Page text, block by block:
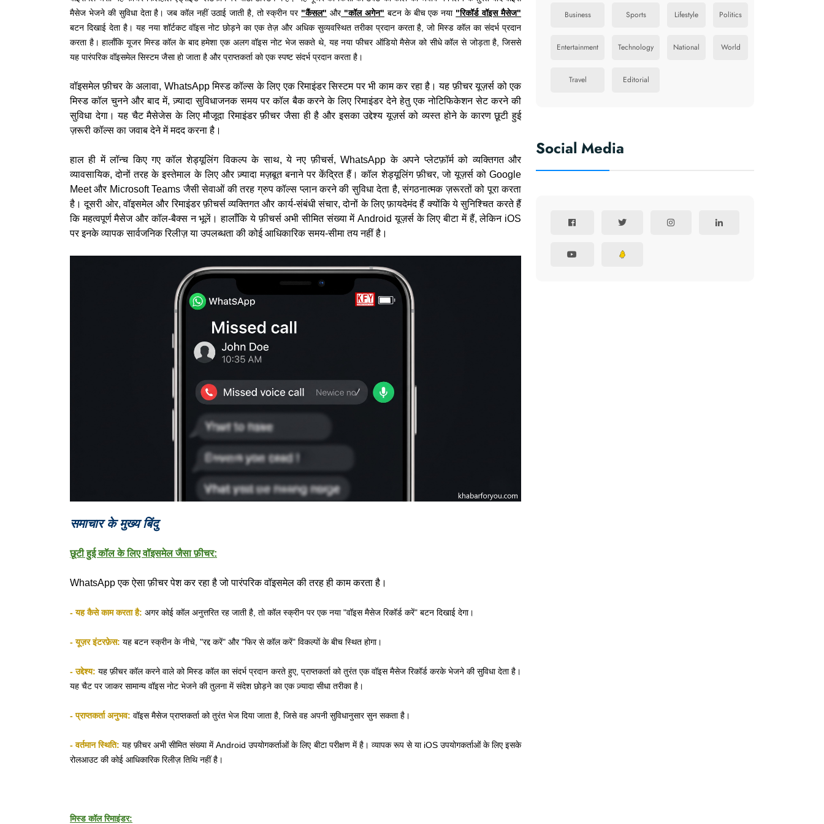
मैसेज भेजने की सुविधा देता है। जब कॉल नहीं उठाई जाती है, तो स्क्रीन पर "कैंसल" और"कॉल अगेन" बटन के बीच एक नया "रिकॉर्ड वॉइस मैसेज"
बटन दिखाई देता है। यह नया शॉर्टकट वॉइस नोट छोड़ने का एक तेज़ और अधिक सुव्यवस्थित तरीका प्रदान करता है, जो मिस्ड कॉल का संदर्भ प्रदान
करता है। हालाँकि यूजर मिस्ड कॉल के बाद हमेशा एक अलग वॉइस नोट भेज सकते थे, यह नया फीचर ऑडियो मैसेज को सीधे कॉल से जोड़ता है, जिससे
यह पारंपरिक वॉइसमेल सिस्टम जैसा हो जाता है और प्राप्तकर्ता को एक स्पष्ट संदर्भ प्रदान करता है।
वॉइसमेल फ़ीचर के अलावा, WhatsApp मिस्ड कॉल्स के लिए एक रिमाइंडर सिस्टम पर भी काम कर रहा है। यह फ़ीचर यूज़र्स को एक
मिस्ड कॉल चुनने और बाद में, ज़्यादा सुविधाजनक समय पर कॉल बैक करने के लिए रिमाइंडर देने हेतु एक नोटिफिकेशन सेट करने की
सुविधा देगा। यह चैट मैसेजेस के लिए मौजूदा रिमाइंडर फ़ीचर जैसा ही है और इसका उद्देश्य यूज़र्स को व्यस्त होने के कारण छूटी हुई
ज़रूरी कॉल्स का जवाब देने में मदद करना है।
हाल ही में लॉन्च किए गए कॉल शेड्यूलिंग विकल्प के साथ, ये नए फ़ीचर्स, WhatsApp के अपने प्लेटफ़ॉर्म को व्यक्तिगत और
व्यावसायिक, दोनों तरह के इस्तेमाल के लिए और ज़्यादा मज़बूत बनाने पर केंद्रित हैं। कॉल शेड्यूलिंग फ़ीचर, जो यूज़र्स को Google
Meet और Microsoft Teams जैसी सेवाओं की तरह ग्रुप कॉल्स प्लान करने की सुविधा देता है, संगठनात्मक ज़रूरतों को पूरा करता
है। दूसरी ओर, वॉइसमेल और रिमाइंडर फ़ीचर्स व्यक्तिगत और कार्य-संबंधी संचार, दोनों के लिए फ़ायदेमंद हैं क्योंकि ये सुनिश्चित करते हैं
कि महत्वपूर्ण मैसेज और कॉल-बैक्स न भूलें। हालाँकि ये फ़ीचर्स अभी सीमित संख्या में Android यूज़र्स के लिए बीटा में हैं, लेकिन iOS
पर इनके व्यापक सार्वजनिक रिलीज़ या उपलब्धता की कोई आधिकारिक समय-सीमा तय नहीं है।
समाचार के मुख्य बिंदु
छूटी हुई कॉल के लिए वॉइसमेल जैसा फ़ीचर:
WhatsApp एक ऐसा फ़ीचर पेश कर रहा है जो पारंपरिक वॉइसमेल की तरह ही काम करता है।
- यह कैसे काम करता है: अगर कोई कॉल अनुत्तरित रह जाती है, तो कॉल स्क्रीन पर एक नया "वॉइस मैसेज रिकॉर्ड करें" बटन दिखाई देगा।
- यूज़र इंटरफ़ेस: यह बटन स्क्रीन के नीचे, "रद्द करें" और "फिर से कॉल करें" विकल्पों के बीच स्थित होगा।
- उद्देश्य: यह फ़ीचर कॉल करने वाले को मिस्ड कॉल का संदर्भ प्रदान करते हुए, प्राप्तकर्ता को तुरंत एक वॉइस मैसेज रिकॉर्ड करके भेजने की सुविधा देता है।
यह चैट पर जाकर सामान्य वॉइस नोट भेजने की तुलना में संदेश छोड़ने का एक ज़्यादा सीधा तरीका है।
- प्राप्तकर्ता अनुभव: वॉइस मैसेज प्राप्तकर्ता को तुरंत भेज दिया जाता है, जिसे वह अपनी सुविधानुसार सुन सकता है।
- वर्तमान स्थिति: यह फ़ीचर अभी सीमित संख्या में Android उपयोगकर्ताओं के लिए बीटा परीक्षण में है। व्यापक रूप से या iOS उपयोगकर्ताओं के लिए इसके
रोलआउट की कोई आधिकारिक रिलीज़ तिथि नहीं है।
मिस्ड कॉल रिमाइंडर:
Business Sports Lifestyle Politics
Entertainment Technology National World
Travel Editorial
Social Media